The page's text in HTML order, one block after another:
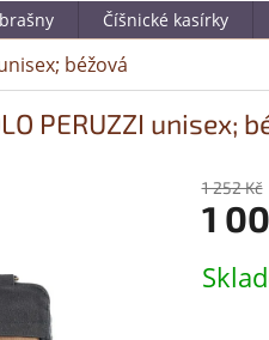
Číšnické kasírky
béžová
PERUZZI unisex;
1 252 Kč
1
cena: